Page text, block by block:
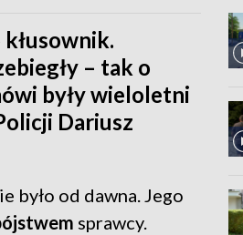
– tak o
były wieloletni
Dariusz
było od dawna. Jego
sprawcy.